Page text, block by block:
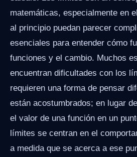
matemáticas, especialmente en
al principio puedan parecer
esenciales para entender cómo
funciones y el cambio. Muchos
encuentran dificultades con los
requieren una forma de pensar
están acostumbrados; en lugar
el valor de una función en un
límites se centran en el
a medida que se acerca a ese